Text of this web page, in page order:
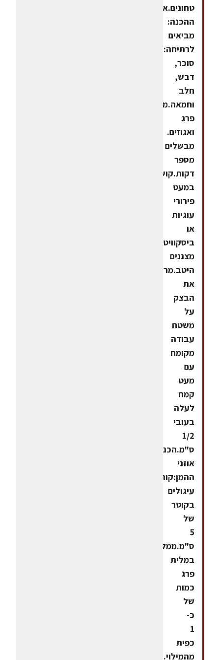
טחונים.אופן
ההכנה:
מביאים
לרתיחה:
סוכר,
דבש,
חלב
וחמאה.מוסיפים
פרג
ואגוזים.
מבשלים
מספר
דקות.קושרים
במעט
פירורי
עוגיות
או
ביסקוויטים.
מצננים
היטב.מרדדים
את
הבצק
על
משטח
עבודה
מקומח
עם
מעט
קמח
לעלה
בעובי
1/2
ס"מ.הכנת
אוזני
ההמן:קורצים
עיגולים
בקוטר
של
5
ס"מ.ממלאים
במלית
פרג
כמות
של
כ-
1
כפית
מהמילוי.סוגרים